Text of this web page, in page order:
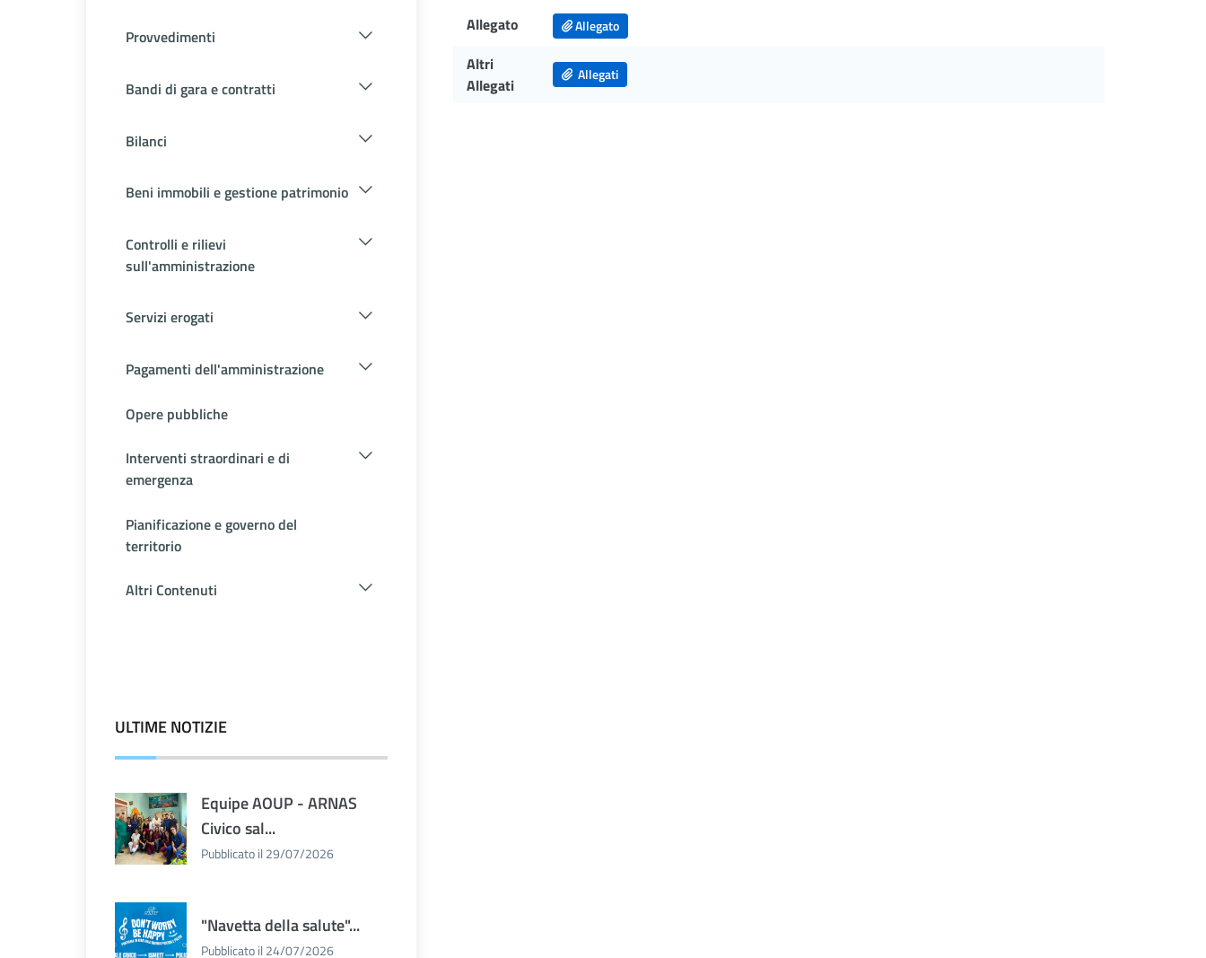
Provvedimenti
Bandi di gara e contratti
Bilanci
Beni immobili e gestione patrimonio
Controlli e rilievi
sull'amministrazione
Servizi erogati
Pagamenti dell'amministrazione
Opere pubbliche
Interventi straordinari e di
emergenza
Pianificazione e governo del
territorio
Altri Contenuti
ULTIME NOTIZIE
Equipe AOUP - ARNAS
Civico sal...
Pubblicato il 29/07/2026
"Navetta della salute"...
Pubblicato il 24/07/2026
Allegato Allegato
Altri
Allegati
Allegati